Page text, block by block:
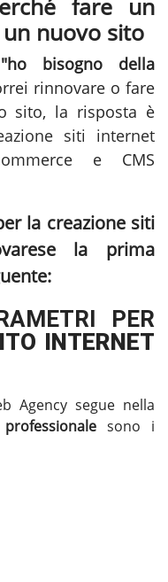
nuovo sito
"ho bisogno della
rinnovare o fare
sito, la risposta è
siti internet
e CMS
la creazione siti
la prima
PER
INTERNET
Agency segue nella
sono i